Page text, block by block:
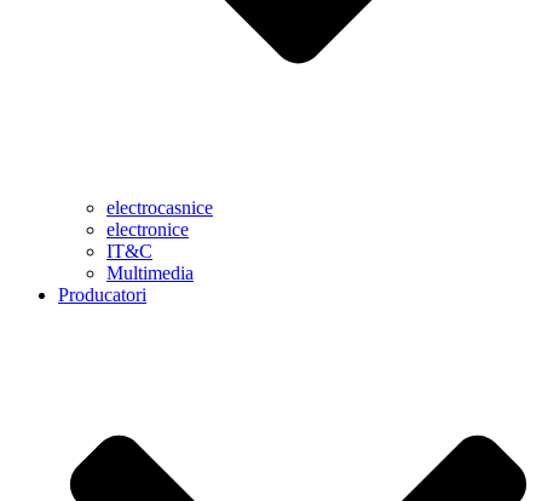
electrocasnice
electronice
IT&C
Multimedia
Producatori